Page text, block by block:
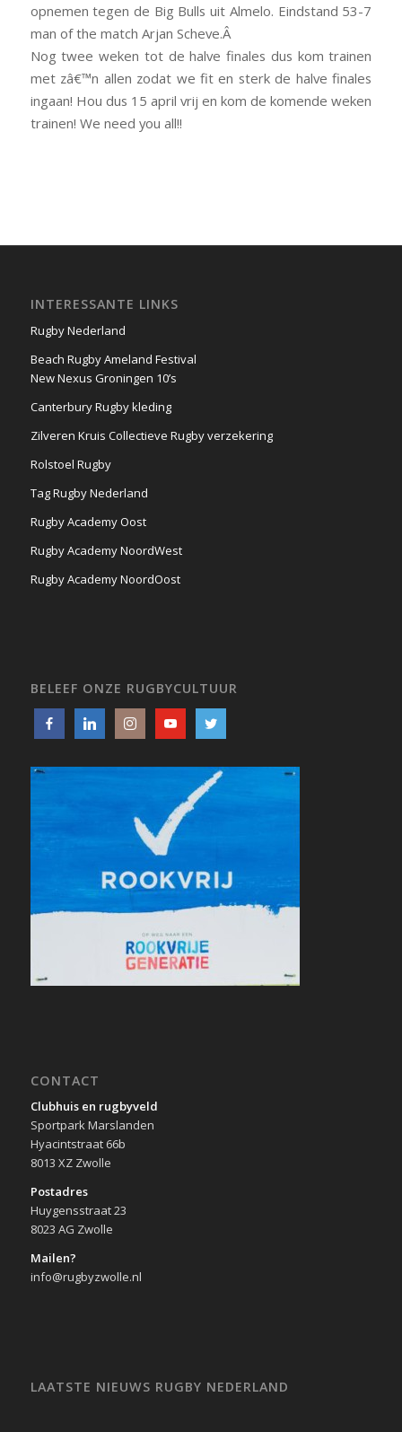
opnemen tegen de Big Bulls uit Almelo. Eindstand 53-7
man of the match Arjan Scheve.Â
Nog twee weken tot de halve finales dus kom trainen
met zâ€™n allen zodat we fit en sterk de halve finales
ingaan! Hou dus 15 april vrij en kom de komende weken
trainen! We need you all!!
INTERESSANTE LINKS
Rugby Nederland
Beach Rugby Ameland Festival
New Nexus Groningen 10’s
Canterbury Rugby kleding
Zilveren Kruis Collectieve Rugby verzekering
Rolstoel Rugby
Tag Rugby Nederland
Rugby Academy Oost
Rugby Academy NoordWest
Rugby Academy NoordOost
BELEEF ONZE RUGBYCULTUUR
CONTACT
Clubhuis en rugbyveld
Sportpark Marslanden
Hyacintstraat 66b
8013 XZ Zwolle
Postadres
Huygensstraat 23
8023 AG Zwolle
Mailen?
info@rugbyzwolle.nl
LAATSTE NIEUWS RUGBY NEDERLAND